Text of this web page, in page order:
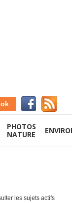
PHOTOS
NATURE
les sujets actifs